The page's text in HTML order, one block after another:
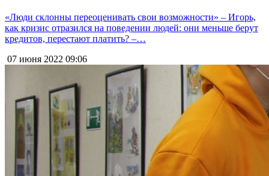
«Люди склонны переоценивать свои возможности» – Игорь,
как кризис отразился на поведении людей: они меньше берут
кредитов, перестают платить? –…
07 июня 2022 09:06